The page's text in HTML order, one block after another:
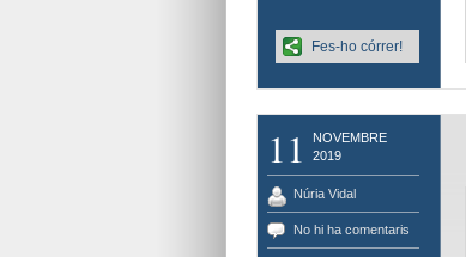
Fes-ho córrer!
11
NOVEMBRE
2019
Núria Vidal
No hi ha comentaris